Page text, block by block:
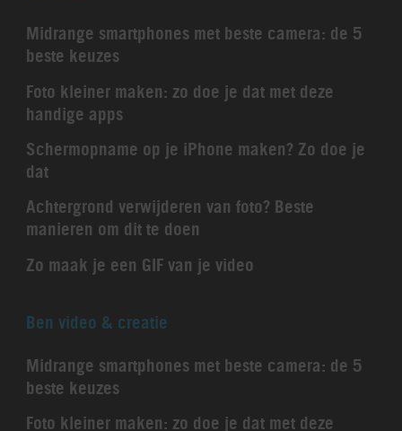
Midrange smartphones met beste camera: de 5
beste keuzes
Foto kleiner maken: zo doe je dat met deze
handige apps
Schermopname op je iPhone maken? Zo doe je
dat
Achtergrond verwijderen van foto? Beste
manieren om dit te doen
Zo maak je een GIF van je video
Ben video & creatie
Midrange smartphones met beste camera: de 5
beste keuzes
Foto kleiner maken: zo doe je dat met deze